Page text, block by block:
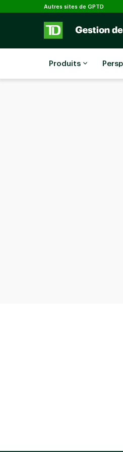
Passer au contenu principal
Autres sites de GPTD
Produits